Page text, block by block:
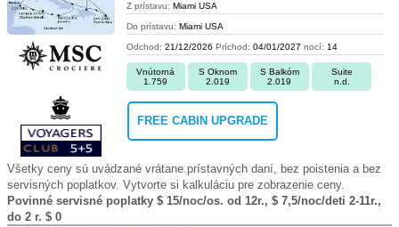
Z prístavu: Miami USA
Do prístavu: Miami USA
Odchod: 21/12/2026 Príchod: 04/01/2027 nocí: 14
Vnútorná
1.759
S Oknom
2.019
S Balkóm
2.019
Suite
n.d.
FREE CABIN UPGRADE
Všetky ceny sú uvádzané vrátane prístavných daní, bez poistenia a bez
servisných poplatkov. Vytvorte si kalkuláciu pre zobrazenie ceny.
Povinné servisné poplatky $ 15/noc/os. od 12r., $ 7,5/noc/deti 2-11r.,
do 2 r. $ 0